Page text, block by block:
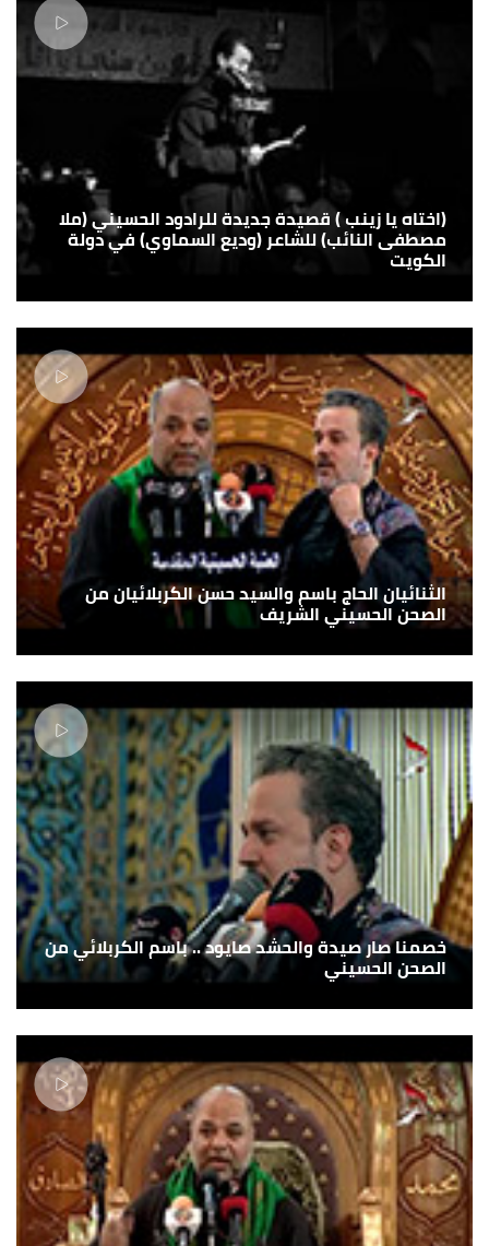
(اختاه يا زينب ) قصيدة جديدة للرادود الحسيني (ملا
مصطفى النائب) للشاعر (وديع السماوي) في دولة
الكويت
الثنائيان الحاج باسم والسيد حسن الكربلائيان من
الصحن الحسيني الشريف
خصمنا صار صيدة والحشد صايود .. باسم الكربلائي من
الصحن الحسيني